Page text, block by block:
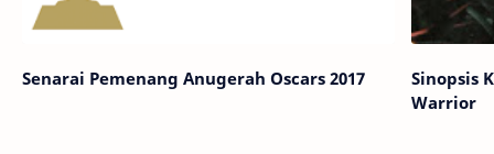
Senarai Pemenang Anugerah Oscars 2017
Sinopsis
Warrior